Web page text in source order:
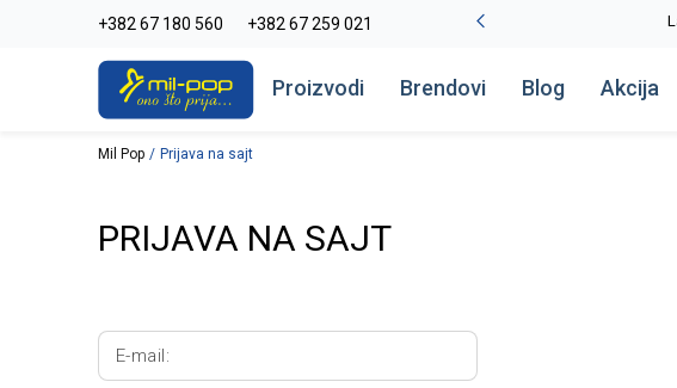
+382 67 180 560 +382 67 259 021
-20% na kompletan asortiman Pogledaj više
Proizvodi Brendovi Blog Akcija
Mil Pop Prijava na sajt
PRIJAVA NA SAJT
E-mail: